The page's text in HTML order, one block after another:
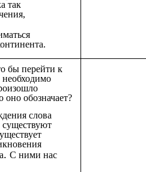
так
бы перейти к
обозначает?
слова
.С ними нас